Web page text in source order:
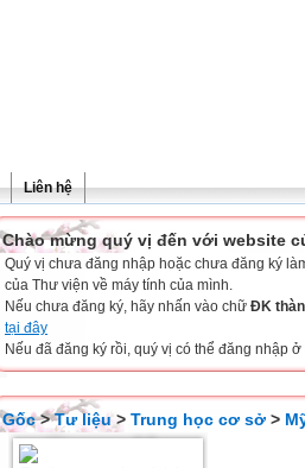
Liên hệ
Chào mừng quý vị đến với website
Quý vị chưa đăng nhập hoặc chưa đăng ký
của Thư viện về máy tính của mình.
Nếu chưa đăng ký, hãy nhấn vào chữ ĐK
tại đây
Nếu đã đăng ký rồi, quý vị có thể đăng nhập
Gốc>Tư liệu> Trung học cơ sở >